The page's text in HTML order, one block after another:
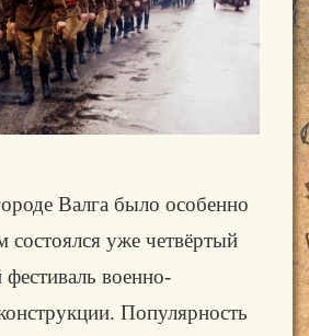
Валга было особенно
уже четвёртый
военно-
Популярность